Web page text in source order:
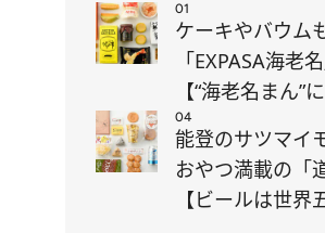
01
ケーキやバウム
「EXPASA海老
【“海老名まん”
04
能登のサツマイ
おやつ満載の「
【ビールは世界